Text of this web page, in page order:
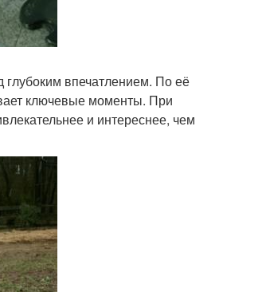
глубоким впечатлением. По её
ключевые моменты. При
и интереснее, чем